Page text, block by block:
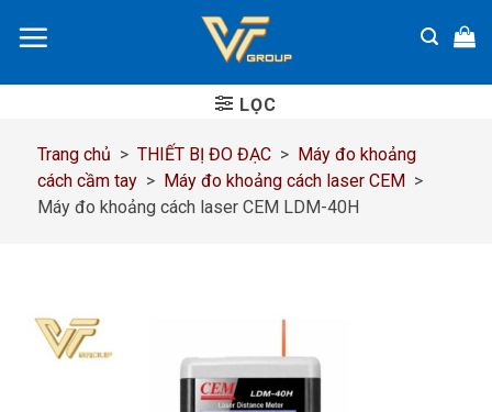
đến
dung
LỌC
Trang chủ > THIẾT BỊ ĐO ĐẠC > Máy đo khoảng
cách cầm tay > Máy đo khoảng cách laser CEM >
Máy đo khoảng cách laser CEM LDM-40H